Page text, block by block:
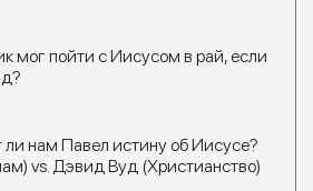
мог пойти с Иисусом в рай, если
ли нам Павел истину об Иисусе?
vs. Дэвид Вуд (Христианство)